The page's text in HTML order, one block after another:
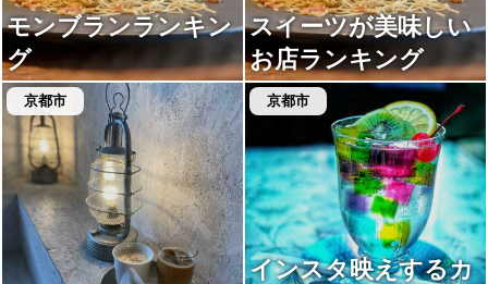
モンブランランキン
グ
スイーツが美味しい
お店ランキング
京都市 京都市
インスタ映えするカ